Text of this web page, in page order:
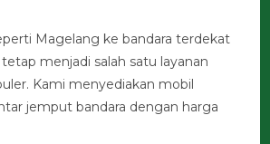
Magelang ke bandara terdekat
menjadi salah satu layanan
Kami menyediakan mobil
jemput bandara dengan harga